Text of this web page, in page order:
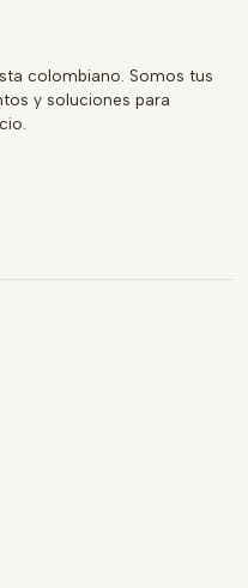
colombiano. Somos tus
y soluciones para